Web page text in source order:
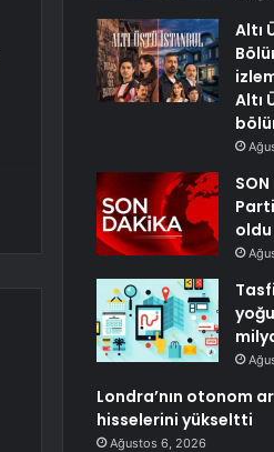
Altı
Altı
SON
oldu
Londra’nın otonom
hisselerini yükseltti
Ağustos 6, 2026